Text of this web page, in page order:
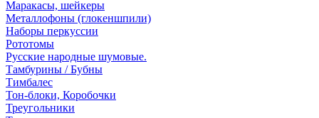
Маракасы, шейкеры
Металлофоны (глокеншпили)
Наборы перкуссии
Рототомы
Русские народные шумовые.
Тамбурины / Бубны
Тимбалес
Тон-блоки, Коробочки
Треугольники